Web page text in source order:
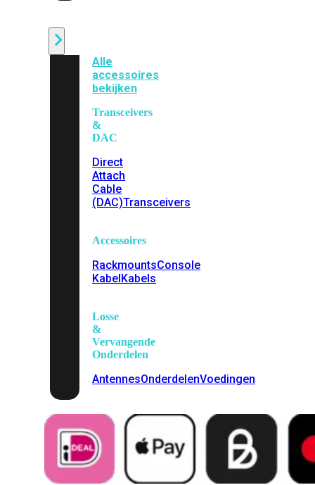
Alle
accessoires
bekijken
Transceivers
&
DAC
Direct
Attach
Cable
(DAC)Transceivers
Accessoires
RackmountsConsole
KabelKabels
Losse
&
Vervangende
Onderdelen
AntennesOnderdelenVoedingen